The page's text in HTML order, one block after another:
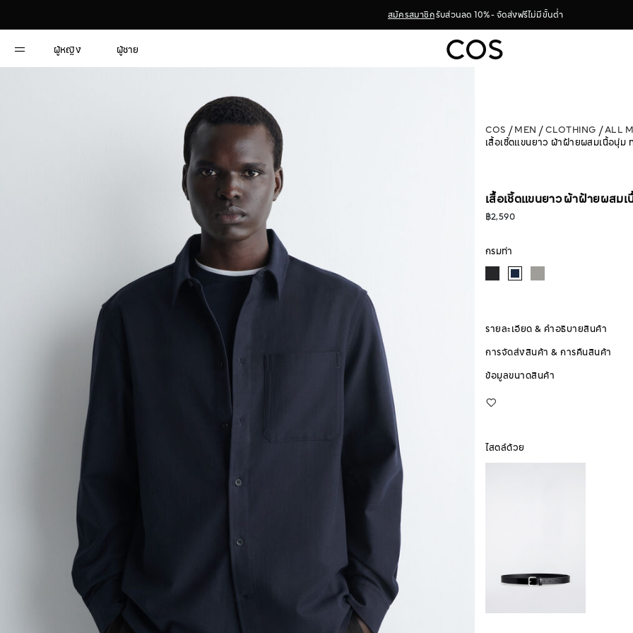
สมัครสมาชิกรับส่วนลด 10% - จัดส่งฟรีไม่มีขั้นต่ำ
ผู้หญิง ผู้ชาย
COS MEN CLOTHING ALL
เสื้อเชิ้ตแขนยาว ผ้าฝ้ายผสมเนื้อนุ่ม
เสื้อเชิ้ตแขนยาว ผ้าฝ้ายผสม
฿2,590
กรมท่า
รายละเอียด & คำอธิบายสินค้า
การจัดส่งสินค้า & การคืนสินค้า
ข้อมูลขนาดสินค้า
ไสตล์ด้วย